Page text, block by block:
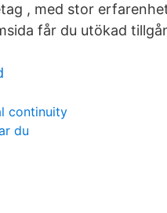
, med stor
får du utökad
continuity
du